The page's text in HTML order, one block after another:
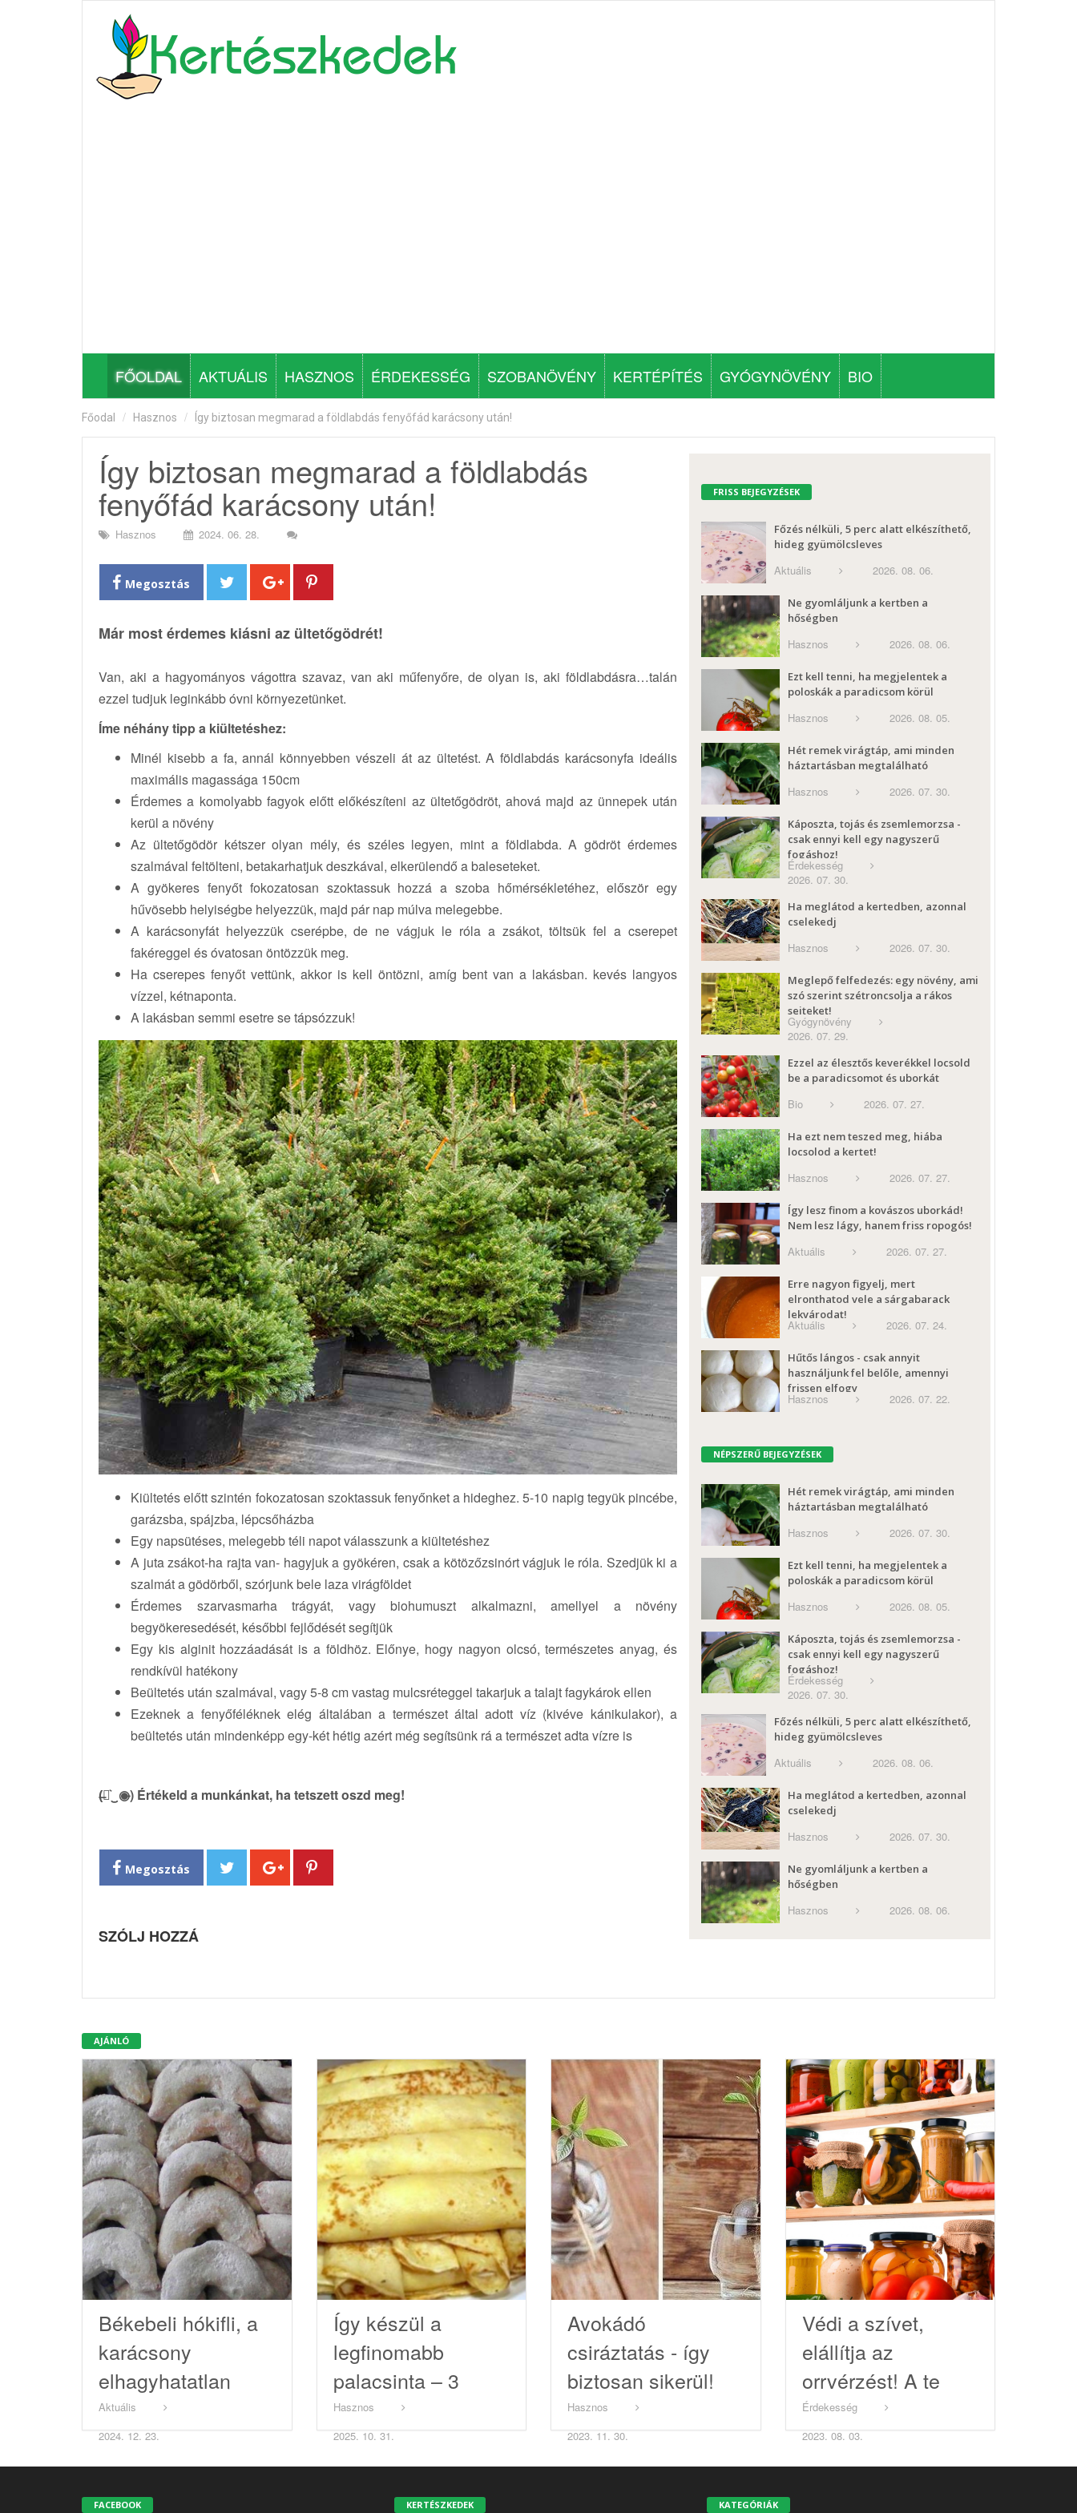
FŐOLDAL AKTUÁLIS HASZNOS ÉRDEKESSÉG SZOBANÖVÉNY KERTÉPÍTÉS GYÓGYNÖVÉNY BIO
Főodal Hasznos Így biztosan megmarad a földlabdás fenyőfád karácsony után!
Így biztosan megmarad a földlabdás
fenyőfád karácsony után!
Hasznos 2024. 06. 28.
Megosztás
Már most érdemes kiásni az ültetőgödrét!
Van, aki a hagyományos vágottra szavaz, van aki műfenyőre, de olyan is, aki földlabdásra…talán
ezzel tudjuk leginkább óvni környezetünket.
Íme néhány tipp a kiültetéshez:
Minél kisebb a fa, annál könnyebben vészeli át az ültetést. A földlabdás karácsonyfa ideális
maximális magassága 150cm
Érdemes a komolyabb fagyok előtt előkészíteni az ültetőgödröt, ahová majd az ünnepek után
kerül a növény
Az ültetőgödör kétszer olyan mély, és széles legyen, mint a földlabda. A gödröt érdemes
szalmával feltölteni, betakarhatjuk deszkával, elkerülendő a baleseteket.
A gyökeres fenyőt fokozatosan szoktassuk hozzá a szoba hőmérsékletéhez, először egy
hűvösebb helyiségbe helyezzük, majd pár nap múlva melegebbe.
A karácsonyfát helyezzük cserépbe, de ne vágjuk le róla a zsákot, töltsük fel a cserepet
fakéreggel és óvatosan öntözzük meg.
Ha cserepes fenyőt vettünk, akkor is kell öntözni, amíg bent van a lakásban. kevés langyos
vízzel, kétnaponta.
A lakásban semmi esetre se tápsózzuk!
Kiültetés előtt szintén fokozatosan szoktassuk fenyőnket a hideghez. 5-10 napig tegyük pincébe,
garázsba, spájzba, lépcsőházba
Egy napsütéses, melegebb téli napot válasszunk a kiültetéshez
A juta zsákot-ha rajta van- hagyjuk a gyökéren, csak a kötözőzsinórt vágjuk le róla. Szedjük ki a
szalmát a gödörből, szórjunk bele laza virágföldet
Érdemes szarvasmarha trágyát, vagy biohumuszt alkalmazni, amellyel a növény
begyökeresedését, későbbi fejlődését segítjük
Egy kis alginit hozzáadását is a földhöz. Előnye, hogy nagyon olcsó, természetes anyag, és
rendkívül hatékony
Beültetés után szalmával, vagy 5-8 cm vastag mulcsréteggel takarjuk a talajt fagykárok ellen
Ezeknek a fenyőféléknek elég általában a természet által adott víz (kivéve kánikulakor), a
beültetés után mindenképp egy-két hétig azért még segítsünk rá a természet adta vízre is
(̶◉͛‿◉̶) Értékeld a munkánkat, ha tetszett oszd meg!
Megosztás
SZÓLJ HOZZÁ
FRISS BEJEGYZÉSEK
Főzés nélküli, 5 perc alatt elkészíthető,
hideg gyümölcsleves
Aktuális 2026. 08. 06.
Ne gyomláljunk a kertben a
hőségben
Hasznos 2026. 08. 06.
Ezt kell tenni, ha megjelentek a
poloskák a paradicsom körül
Hasznos 2026. 08. 05.
Hét remek virágtáp, ami minden
háztartásban megtalálható
Hasznos 2026. 07. 30.
Káposzta, tojás és zsemlemorzsa -
csak ennyi kell egy nagyszerű
fogáshoz!
Érdekesség
2026. 07. 30.
Ha meglátod a kertedben, azonnal
cselekedj
Hasznos 2026. 07. 30.
Meglepő felfedezés: egy növény, ami
szó szerint szétroncsolja a rákos
sejteket!
Gyógynövény
2026. 07. 29.
Ezzel az élesztős keverékkel locsold
be a paradicsomot és uborkát
Bio 2026. 07. 27.
Ha ezt nem teszed meg, hiába
locsolod a kertet!
Hasznos 2026. 07. 27.
Így lesz finom a kovászos uborkád!
Nem lesz lágy, hanem friss ropogós!
Aktuális 2026. 07. 27.
Erre nagyon figyelj, mert
elronthatod vele a sárgabarack
lekvárodat!
Aktuális 2026. 07. 24.
Hűtős lángos - csak annyit
használjunk fel belőle, amennyi
frissen elfogy
Hasznos 2026. 07. 22.
NÉPSZERŰ BEJEGYZÉSEK
Hét remek virágtáp, ami minden
háztartásban megtalálható
Hasznos 2026. 07. 30.
Ezt kell tenni, ha megjelentek a
poloskák a paradicsom körül
Hasznos 2026. 08. 05.
Káposzta, tojás és zsemlemorzsa -
csak ennyi kell egy nagyszerű
fogáshoz!
Érdekesség
2026. 07. 30.
Főzés nélküli, 5 perc alatt elkészíthető,
hideg gyümölcsleves
Aktuális 2026. 08. 06.
Ha meglátod a kertedben, azonnal
cselekedj
Hasznos 2026. 07. 30.
Ne gyomláljunk a kertben a
hőségben
Hasznos 2026. 08. 06.
AJÁNLÓ
Békebeli hókifli, a
karácsony
elhagyhatatlan
sütije
Aktuális
2024. 12. 23.
Így készül a
legfinomabb
palacsinta – 3
trükk, amire
biztosan te sem
gondoltál
Hasznos
2025. 10. 31.
Avokádó
csiráztatás - így
biztosan sikerül!
Hasznos
2023. 11. 30.
Védi a szívet,
elállítja az
orrvérzést! A te
kamrádban is
biztosan van!
Érdekesség
2023. 08. 03.
FACEBOOK KERTÉSZKEDEK KATEGÓRIÁK